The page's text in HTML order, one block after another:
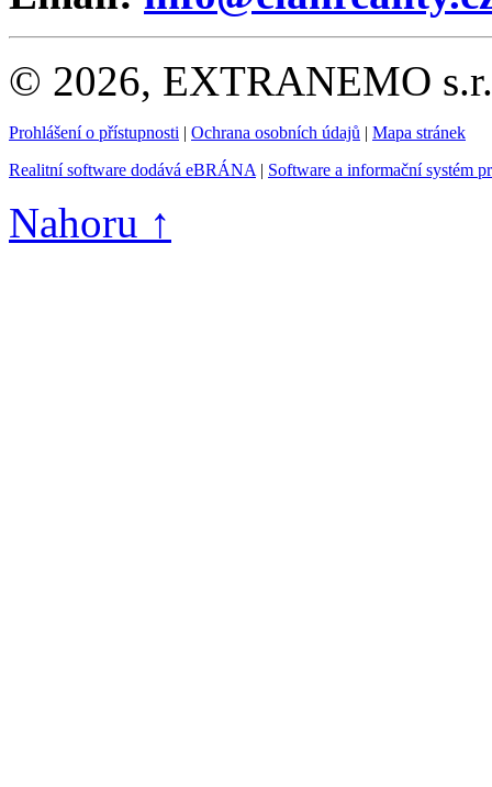
© 2026, EXTRANEMO
Prohlášení o přístupnosti | Ochrana osobních údajů | Mapa stránek
Realitní software dodává eBRÁNA | Software a informační systém
Nahoru ↑